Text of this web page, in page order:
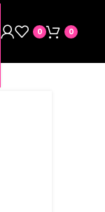
0 0